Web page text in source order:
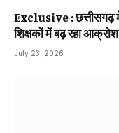
Exclusive : छत्तीसगढ़ में
शिक्षकों में बढ़ रहा
July 23, 2026